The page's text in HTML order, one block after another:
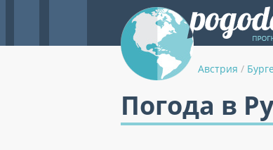
Австрия /
Погода в